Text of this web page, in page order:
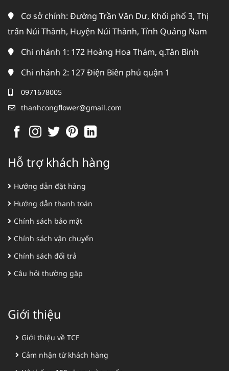
Cơ sở chính: Đường Trần Văn Dư, Khối phố 3, Thị
trấn Núi Thành, Huyện Núi Thành, Tỉnh Quảng Nam
Chi nhánh 1: 172 Hoàng Hoa Thám, q.Tân Bình
Chi nhánh 2: 127 Điện Biên phủ quận 1
0971678005
thanhcongflower@gmail.com
Hỗ trợ khách hàng
Hướng dẫn đặt hàng
Hướng dẫn thanh toán
Chính sách bảo mật
Chính sách vận chuyển
Chính sách đổi trả
Câu hỏi thường gặp
Giới thiệu
Giới thiệu về TCF
Cảm nhận từ khách hàng